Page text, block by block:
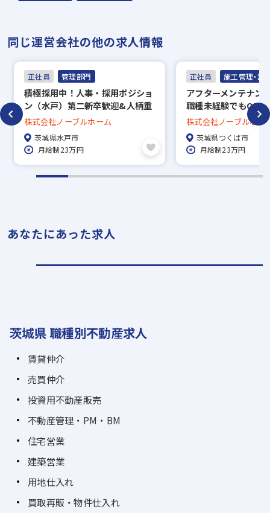
本社：東京都港区赤坂2-15-16 赤坂ふく
源ビル7F
▼
面接（オンライン面接可）
▼
内定
※入社時期は相談に応じます。
同じ運営会社の他の求人情報
正社員 管理部門
積極採用中！人事・採用ポジショ
ン（水戸）第二新卒歓迎&人柄重
視の採用！・働きやすい環境で仕
事に集中できます！
株式会社ノーブルホーム
茨城県水戸市
月給制23万円
正社員 施工管理・設
アフターメンテナン
職種未経験でもOK
環境で仕事に集中で
株式会社ノーブルホー
茨城県つくば市
月給制23万円
あなたにあった求人
茨城県 職種別不動産求人
賃貸仲介
売買仲介
投資用不動産販売
不動産管理・PM・BM
住宅営業
建築営業
用地仕入れ
買取再販・物件仕入れ